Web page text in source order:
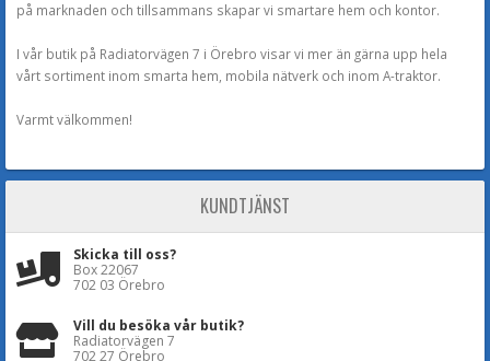
på marknaden och tillsammans skapar vi smartare hem och kontor.
I vår butik på Radiatorvägen 7 i Örebro visar vi mer än gärna upp hela
vårt sortiment inom smarta hem, mobila nätverk och inom A-traktor.
Varmt välkommen!
KUNDTJÄNST
Skicka till oss?
Box 22067
702 03 Örebro
Vill du besöka vår butik?
Radiatorvägen 7
702 27 Örebro